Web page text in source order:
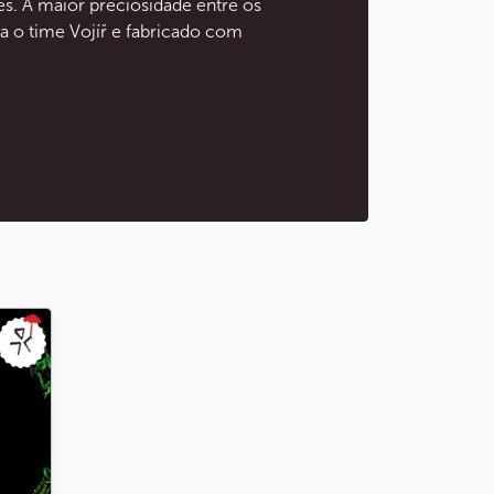
A maior preciosidade entre os
o time Vojíř e fabricado com